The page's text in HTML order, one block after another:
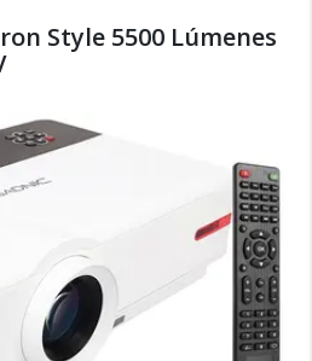
Style 5500 Lúmenes